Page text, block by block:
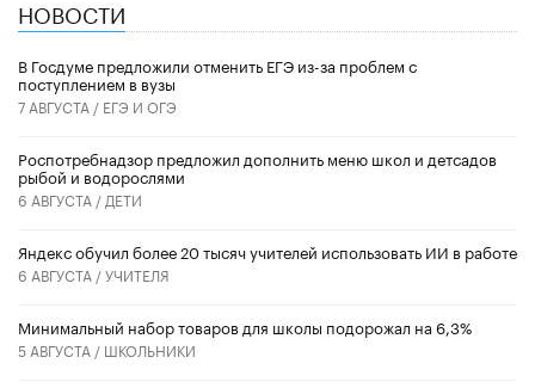
НОВОСТИ
В Госдуме предложили отменить ЕГЭ из-за проблем с
поступлением в вузы
7 АВГУСТА / ЕГЭ И ОГЭ
Роспотребнадзор предложил дополнить меню школ и детсадов
рыбой и водорослями
6 АВГУСТА / ДЕТИ
​Яндекс обучил более 20 тысяч учителей использовать ИИ в работе
6 АВГУСТА /УЧИТЕЛЯ
Минимальный набор товаров для школы подорожал на 6,3%
5 АВГУСТА / ШКОЛЬНИКИ